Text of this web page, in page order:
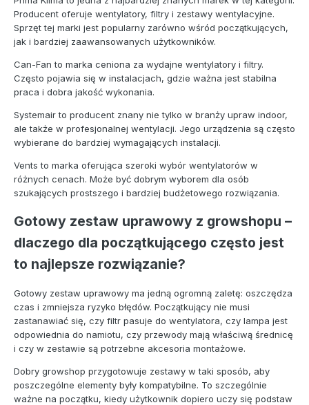
Producent oferuje wentylatory, filtry i zestawy wentylacyjne.
Sprzęt tej marki jest popularny zarówno wśród początkujących,
jak i bardziej zaawansowanych użytkowników.
Can-Fan to marka ceniona za wydajne wentylatory i filtry.
Często pojawia się w instalacjach, gdzie ważna jest stabilna
praca i dobra jakość wykonania.
Systemair to producent znany nie tylko w branży upraw indoor,
ale także w profesjonalnej wentylacji. Jego urządzenia są często
wybierane do bardziej wymagających instalacji.
Vents to marka oferująca szeroki wybór wentylatorów w
różnych cenach. Może być dobrym wyborem dla osób
szukających prostszego i bardziej budżetowego rozwiązania.
Gotowy zestaw uprawowy z growshopu –
dlaczego dla początkującego często jest
to najlepsze rozwiązanie?
Gotowy zestaw uprawowy ma jedną ogromną zaletę: oszczędza
czas i zmniejsza ryzyko błędów. Początkujący nie musi
zastanawiać się, czy filtr pasuje do wentylatora, czy lampa jest
odpowiednia do namiotu, czy przewody mają właściwą średnicę
i czy w zestawie są potrzebne akcesoria montażowe.
Dobry growshop przygotowuje zestawy w taki sposób, aby
poszczególne elementy były kompatybilne. To szczególnie
ważne na początku, kiedy użytkownik dopiero uczy się podstaw